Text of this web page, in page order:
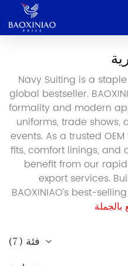
Navy Suiting is a
global bestseller.
formality and modern
uniforms, trade shows,
events. As a trusted
fits, comfort linings, and
benefit from our
export services.
BAOXINIAO’s best-
فئة (
7)
شركة
وتصنيع التصميم الشخصي
منتج
اتصال
العربية